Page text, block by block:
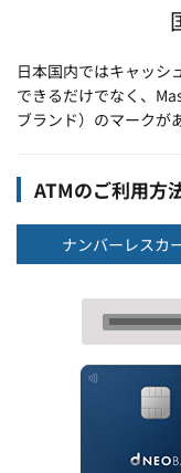
日本国内ではキャッシ
できるだけでなく、
ブランド）のマークが
ATMのご利用方
ナンバーレスカ